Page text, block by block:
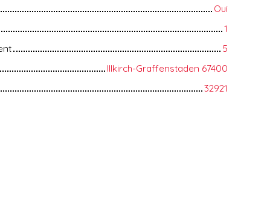
Oui
1
5
Illkirch-Graffenstaden 67400
32921